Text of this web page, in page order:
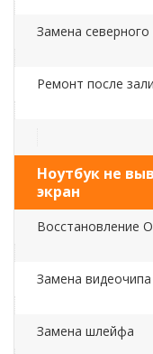
Замена
Ремонт после
Ноутбук не
экран
Восстановление
Замена видеочипа
Замена шлейфа